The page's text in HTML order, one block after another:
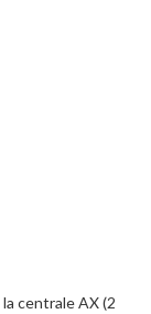
centrale AX (2